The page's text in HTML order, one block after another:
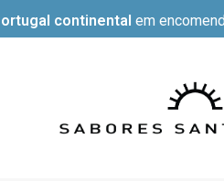
continental em